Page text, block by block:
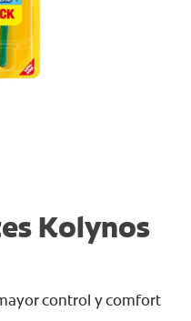
Kolynos
control y comfort